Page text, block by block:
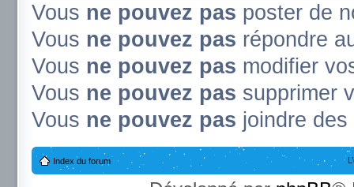
Vous ne pouvez pas poster de
Vous ne pouvez pas répondre
Vous ne pouvez pas modifier
Vous ne pouvez pas supprimer
Vous ne pouvez pas joindre
Index du forum